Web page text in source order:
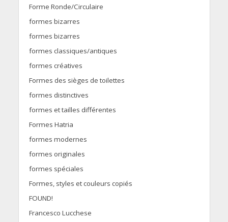
Forme Ronde/Circulaire
formes bizarres
formes bizarres
formes classiques/antiques
formes créatives
Formes des sièges de toilettes
formes distinctives
formes et tailles différentes
Formes Hatria
formes modernes
formes originales
formes spéciales
Formes, styles et couleurs copiés
FOUND!
Francesco Lucchese